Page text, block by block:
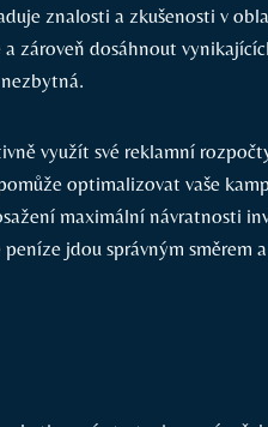
znalosti a zkušenosti v
zároveň dosáhnout
využít své reklamní
optimalizovat vaše
maximální návratnosti
jdou správným směrem a